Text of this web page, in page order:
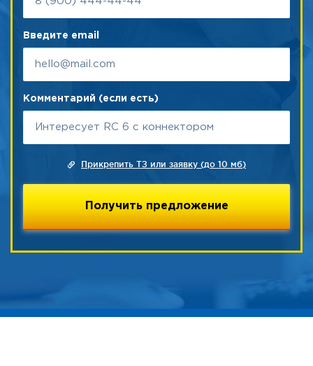
Введите email
Комментарий (если есть)
Прикрепить ТЗ или заявку (до 10 мб)